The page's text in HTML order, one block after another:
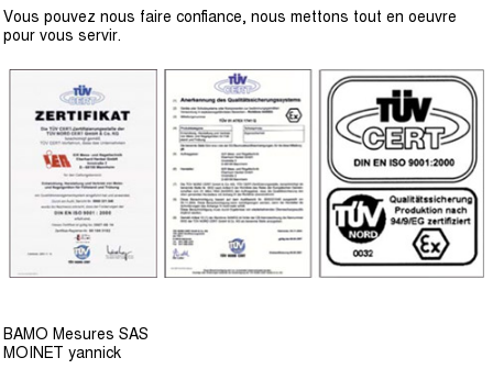
Vous pouvez nous faire confiance, nous mettons tout en oeuvre
pour vous servir.
BAMO Mesures SAS
MOINET yannick